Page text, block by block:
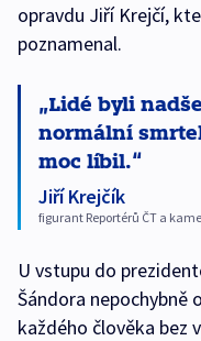
opravdu Jiří Krejčí,
poznamenal.
Lidé byli
normální
moc líbil.
Jiří Krejčík
figurant Reportérů ČT a
U vstupu do
Šándora nepochybně
každého člověka bez